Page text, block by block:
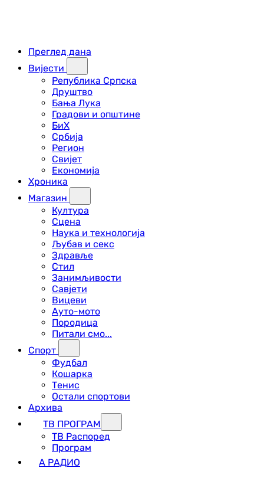
Преглед дана
Вијести
Република Српска
Друштво
Бања Лука
Градови и општине
БиХ
Србија
Регион
Свијет
Економија
Хроника
Магазин
Култура
Сцена
Наука и технологија
Љубав и секс
Здравље
Стил
Занимљивости
Савјети
Вицеви
Ауто-мото
Породица
Питали смо...
Спорт
Фудбал
Кошарка
Тенис
Остали спортови
Архива
ТВ ПРОГРАМ
ТВ Распоред
Програм
А РАДИО